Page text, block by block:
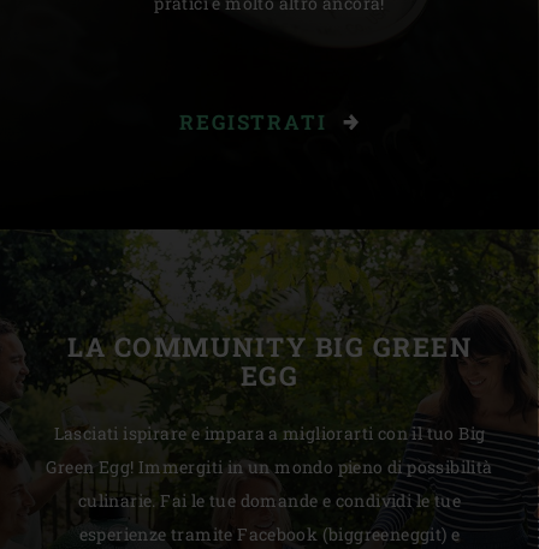
REGISTRATI
LA COMMUNITY BIG GREEN
EGG
Lasciati ispirare e impara a migliorarti con il tuo Big
Green Egg! Immergiti in un mondo pieno di possibilità
culinarie. Fai le tue domande e condividi le tue
esperienze tramite Facebook (biggreeneggit) e